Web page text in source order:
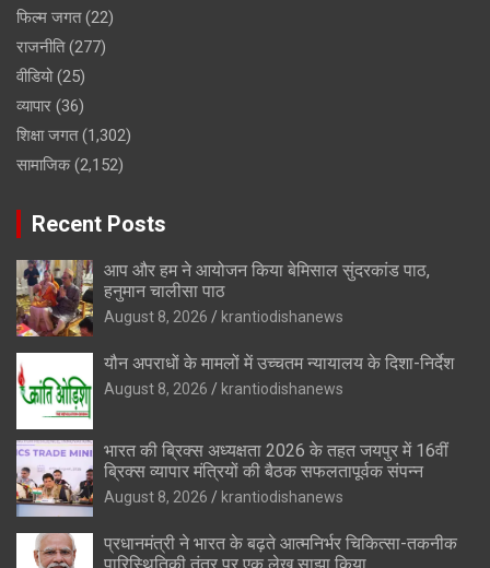
फिल्म जगत(22)
राजनीति(277)
वीडियो(25)
व्यापार (36)
शिक्षा जगत(1,302)
सामाजिक(2,152)
Recent Posts
आप और हम ने आयोजन किया बेमिसाल सुंदरकांड पाठ,
हनुमान चालीसा पाठ
August 8, 2026 krantiodishanews
यौन अपराधों के मामलों में उच्चतम न्यायालय के दिशा-निर्देश
August 8, 2026 krantiodishanews
भारत की ब्रिक्‍स अध्यक्षता 2026 के तहत जयपुर में 16वीं
ब्रिक्‍स व्यापार मंत्रियों की बैठक सफलतापूर्वक संपन्न
August 8, 2026 krantiodishanews
प्रधानमंत्री ने भारत के बढ़ते आत्मनिर्भर चिकित्सा-तकनीक